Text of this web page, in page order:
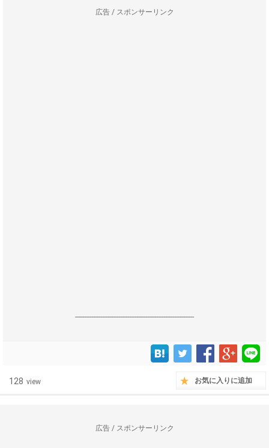
広告 / スポンサーリンク
------------------------------------------------------------------
128 view お気に入りに追加
広告 / スポンサーリンク